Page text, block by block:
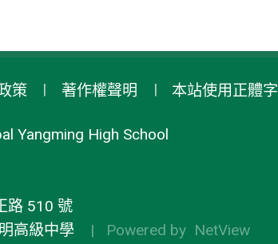
策 著作權聲明 本站使用正體字
Yangming High School
路 510 號
高級中學 | Powered by NetView